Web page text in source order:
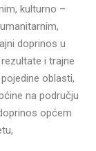
kulturno –
doprinos u
i trajne
oblasti,
na području
općem